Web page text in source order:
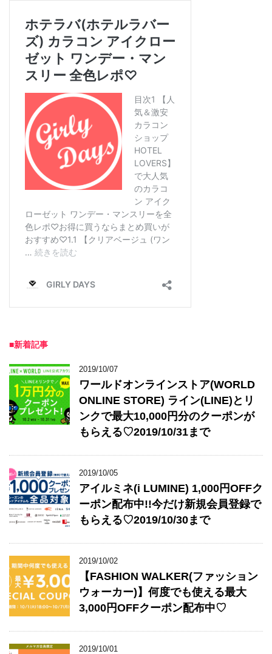
■新着記事
2019/10/07
ワールドオンラインストア(WORLD
ONLINE STORE) ライン(LINE)とリ
ンクで最大10,000円分のクーポンが
もらえる♡2019/10/31まで
2019/10/05
アイルミネ(i LUMINE) 1,000円OFFク
ーポン配布中!!今だけ新規会員登録で
もらえる♡2019/10/30まで
2019/10/02
【FASHION WALKER(ファッション
ウォーカー)】何度でも使える最大
3,000円OFFクーポン配布中♡
2019/10/01